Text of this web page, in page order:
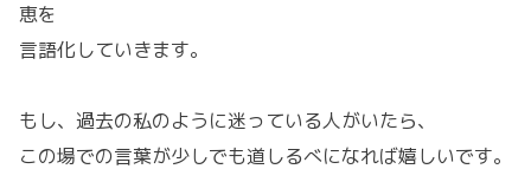
恵を
言語化していきます。
もし、過去の私のように迷っている人がいたら、
この場での言葉が少しでも道しるべになれば嬉しいです。